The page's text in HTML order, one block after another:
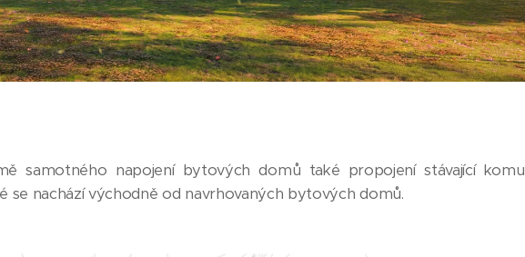
samotného napojení bytových domů také propojení stávající
se nachází východně od navrhovaných bytových domů.